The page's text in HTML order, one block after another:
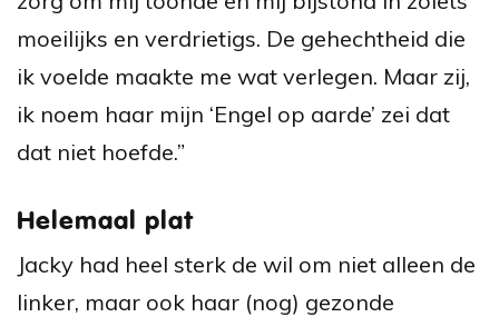
moeilijks en verdrietigs. De gehechtheid die
ik voelde maakte me wat verlegen. Maar zij,
ik noem haar mijn ‘Engel op aarde’ zei dat
dat niet hoefde.”
Helemaal plat
Jacky had heel sterk de wil om niet alleen de
linker, maar ook haar (nog) gezonde